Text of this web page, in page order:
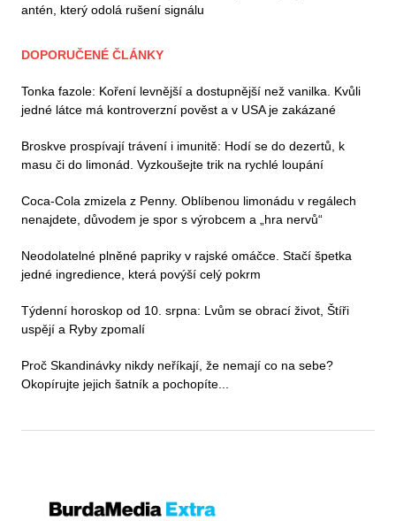
antén, který odolá rušení signálu
DOPORUČENÉ ČLÁNKY
Tonka fazole: Koření levnější a dostupnější než vanilka. Kvůli
jedné látce má kontroverzní pověst a v USA je zakázané
Broskve prospívají trávení i imunitě: Hodí se do dezertů, k
masu či do limonád. Vyzkoušejte trik na rychlé loupání
Coca-Cola zmizela z Penny. Oblíbenou limonádu v regálech
nenajdete, důvodem je spor s výrobcem a „hra nervů“
Neodolatelné plněné papriky v rajské omáčce. Stačí špetka
jedné ingredience, která povýší celý pokrm
Týdenní horoskop od 10. srpna: Lvům se obrací život, Štíři
uspějí a Ryby zpomalí
Proč Skandinávky nikdy neříkají, že nemají co na sebe?
Okopírujte jejich šatník a pochopíte...